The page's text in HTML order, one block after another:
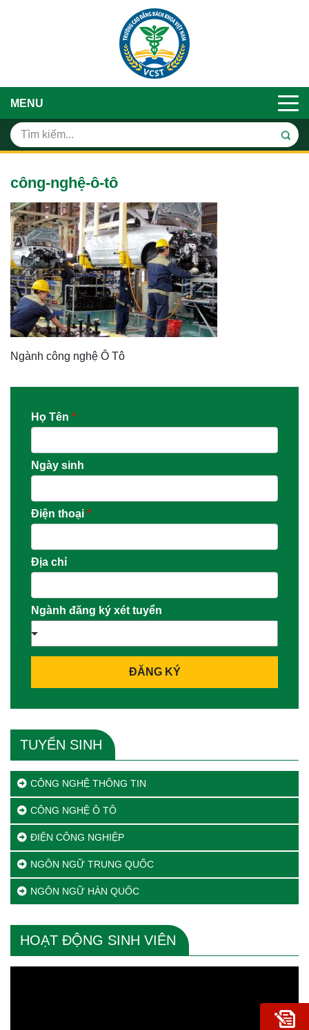
MENU
công-nghệ-ô-tô
Ngành công nghệ Ô Tô
Họ Tên *
Ngày sinh
Điện thoại *
Địa chỉ
Ngành đăng ký xét tuyển
ĐĂNG KÝ
TUYỂN SINH
CÔNG NGHỆ THÔNG TIN
CÔNG NGHỆ Ô TÔ
ĐIỆN CÔNG NGHIỆP
NGÔN NGỮ TRUNG QUỐC
NGÔN NGỮ HÀN QUỐC
HOẠT ĐỘNG SINH VIÊN